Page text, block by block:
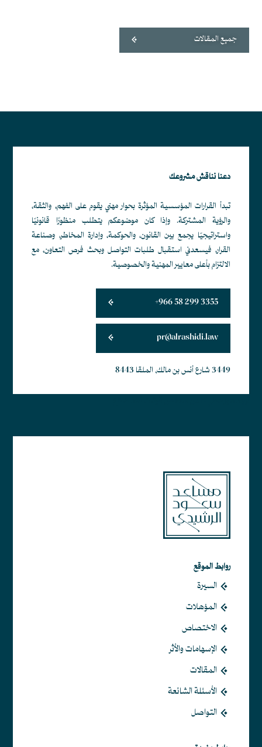
جميع المقالات
دعنا نناقش مشروعك
تبدأ القرارات المؤسسية المؤثرة بحوار مهني يقوم على الفهم، والثقة،
والرؤية المشتركة. وإذا كان موضوعكم يتطلب منظورًا قانونيًا
واستراتيجيًا يجمع بين القانون، والحوكمة، وإدارة المخاطر، وصناعة
القرار، فيسعدني استقبال طلبات التواصل وبحث فرص التعاون، مع
الالتزام بأعلى معايير المهنية والخصوصية.
+966 58 299 3355
pr@alrashidi.law
3449 شارع أنس بن مالك, الملقا 8443
روابط الموقع
السيرة
المؤهلات
الاختصاص
الإسهامات والأثر
المقالات
الأسئلة الشائعة
التواصل